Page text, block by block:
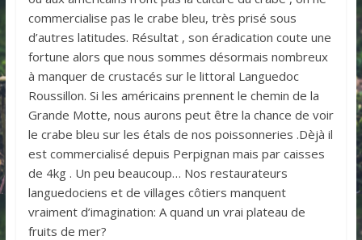
commercialise pas le crabe bleu, très prisé sous
d’autres latitudes. Résultat , son éradication coute une
fortune alors que nous sommes désormais nombreux
à manquer de crustacés sur le littoral Languedoc
Roussillon. Si les américains prennent le chemin de la
Grande Motte, nous aurons peut être la chance de voir
le crabe bleu sur les étals de nos poissonneries .Dèjà il
est commercialisé depuis Perpignan mais par caisses
de 4kg . Un peu beaucoup… Nos restaurateurs
languedociens et de villages côtiers manquent
vraiment d’imagination: A quand un vrai plateau de
fruits de mer?